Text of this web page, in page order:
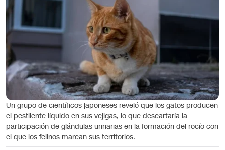
Un grupo de científicos japoneses reveló que los gatos producen
el pestilente líquido en sus vejigas, lo que descartaría la
participación de glándulas urinarias en la formación del rocío con
el que los felinos marcan sus territorios.